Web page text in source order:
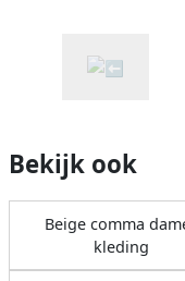
Bekijk ook
Beige comma
kleding